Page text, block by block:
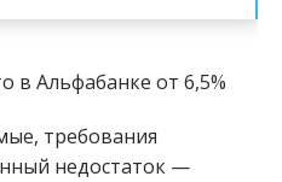
требования
недостаток —